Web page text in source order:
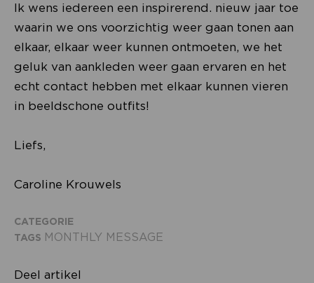
Ik wens iedereen een inspirerend. nieuw jaar toe
waarin we ons voorzichtig weer gaan tonen aan
elkaar, elkaar weer kunnen ontmoeten, we het
geluk van aankleden weer gaan ervaren en het
echt contact hebben met elkaar kunnen vieren
in beeldschone outfits!
Liefs,
Caroline Krouwels
CATEGORIE
TAGS MONTHLY MESSAGE
Deel artikel